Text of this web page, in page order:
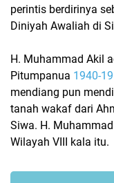
perintis berdirinya
Diniyah Awaliah di
H. Muhammad Akil
Pitumpanua 1940-
mendiang pun
tanah wakaf dari
Siwa. H.
Wilayah VIII kala itu.